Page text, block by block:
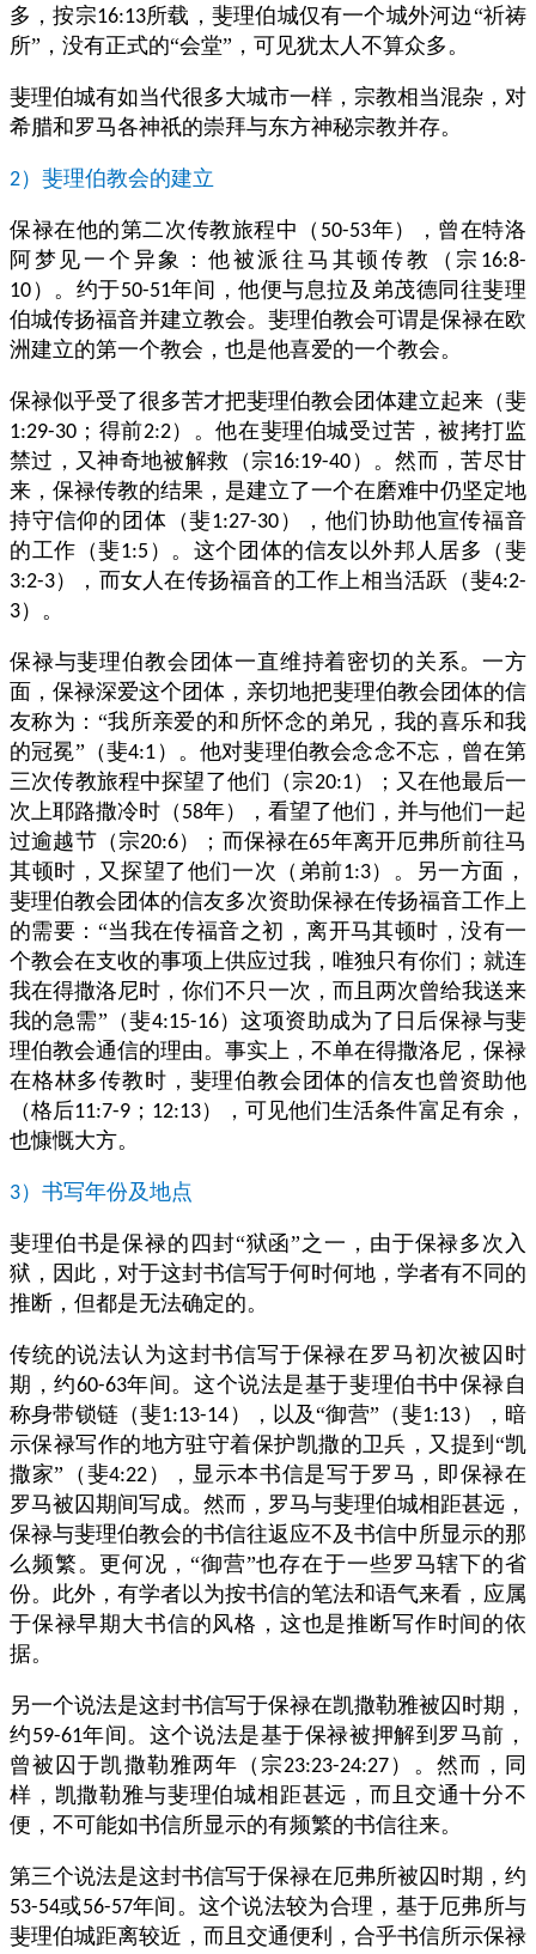
多，按宗16:13所载，斐理伯城仅有一个城外河边“祈祷
所”，没有正式的“会堂”，可见犹太人不算众多。
斐理伯城有如当代很多大城市一样，宗教相当混杂，对
希腊和罗马各神祇的崇拜与东方神秘宗教并存。
2）斐理伯教会的建立
保禄在他的第二次传教旅程中（ 50-53年），曾在特洛
阿梦见一个异象：他被派往马其顿传教（宗 16:8-
10 ）。约于50-51年间，他便与息拉及弟茂德同往斐理
伯城传扬福音并建立教会。斐理伯教会可谓是保禄在欧
洲建立的第一个教会，也是他喜爱的一个教会。
保禄似乎受了很多苦才把斐理伯教会团体建立起来（斐
1:29-30 ；得前2:2）。他在斐理伯城受过苦，被拷打监
禁过，又神奇地被解救（宗16:19-40 ）。然而，苦尽甘
来，保禄传教的结果，是建立了一个在磨难中仍坚定地
持守信仰的团体（斐1:27-30 ），他们协助他宣传福音
的工作（斐1:5 ）。这个团体的信友以外邦人居多（斐
3:2-3），而女人在传扬福音的工作上相当活跃（斐4:2-
3）。
保禄与斐理伯教会团体一直维持着密切的关系。一方
面，保禄深爱这个团体，亲切地把斐理伯教会团体的信
友称为：“我所亲爱的和所怀念的弟兄，我的喜乐和我
的冠冕”（斐4:1 ）。他对斐理伯教会念念不忘，曾在第
三次传教旅程中探望了他们（宗20:1）；又在他最后一
次上耶路撒冷时（ 58年），看望了他们，并与他们一起
过逾越节（宗20:6）；而保禄在65年离开厄弗所前往马
其顿时，又探望了他们一次（弟前1:3）。另一方面，
斐理伯教会团体的信友多次资助保禄在传扬福音工作上
的需要：“当我在传福音之初，离开马其顿时，没有一
个教会在支收的事项上供应过我，唯独只有你们；就连
我在得撒洛尼时，你们不只一次，而且两次曾给我送来
我的急需”（斐4:15-16）这项资助成为了日后保禄与斐
理伯教会通信的理由。事实上，不单在得撒洛尼，保禄
在格林多传教时，斐理伯教会团体的信友也曾资助他
（格后11:7-9 ； 12:13），可见他们生活条件富足有余，
也慷慨大方。
3）书写年份及地点
斐理伯书是保禄的四封“狱函”之一，由于保禄多次入
狱，因此，对于这封书信写于何时何地，学者有不同的
推断，但都是无法确定的。
传统的说法认为这封书信写于保禄在罗马初次被囚时
期，约60-63年间。这个说法是基于斐理伯书中保禄自
称身带锁链（斐1:13-14 ），以及“御营”（斐1:13 ），暗
示保禄写作的地方驻守着保护凯撒的卫兵，又提到“凯
撒家”（斐4:22 ），显示本书信是写于罗马，即保禄在
罗马被囚期间写成。然而，罗马与斐理伯城相距甚远，
保禄与斐理伯教会的书信往返应不及书信中所显示的那
么频繁。更何况，“御营”也存在于一些罗马辖下的省
份。此外，有学者以为按书信的笔法和语气来看，应属
于保禄早期大书信的风格，这也是推断写作时间的依
据。
另一个说法是这封书信写于保禄在凯撒勒雅被囚时期，
约59-61年间。这个说法是基于保禄被押解到罗马前，
曾被囚于凯撒勒雅两年（宗23:23-24:27 ）。然而，同
样，凯撒勒雅与斐理伯城相距甚远，而且交通十分不
便，不可能如书信所显示的有频繁的书信往来。
第三个说法是这封书信写于保禄在厄弗所被囚时期，约
53-54或56-57年间。这个说法较为合理，基于厄弗所与
斐理伯城距离较近，而且交通便利，合乎书信所示保禄